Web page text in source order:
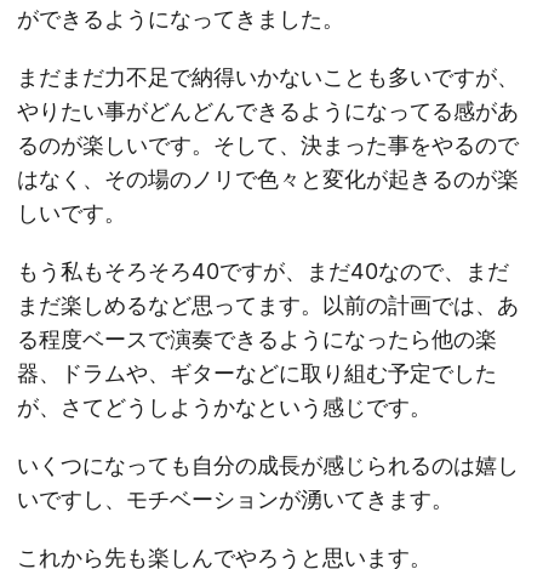
ができるようになってきました。
まだまだ力不足で納得いかないことも多いですが、
やりたい事がどんどんできるようになってる感があ
るのが楽しいです。そして、決まった事をやるので
はなく、その場のノリで色々と変化が起きるのが楽
しいです。
もう私もそろそろ40ですが、まだ40なので、まだ
まだ楽しめるなど思ってます。以前の計画では、あ
る程度ベースで演奏できるようになったら他の楽
器、ドラムや、ギターなどに取り組む予定でした
が、さてどうしようかなという感じです。
いくつになっても自分の成長が感じられるのは嬉し
いですし、モチベーションが湧いてきます。
これから先も楽しんでやろうと思います。